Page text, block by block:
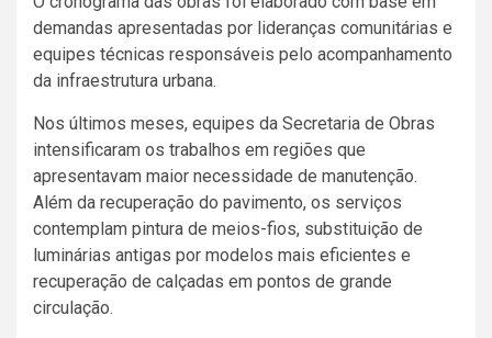
demandas apresentadas por lideranças comunitárias e
equipes técnicas responsáveis pelo acompanhamento
da infraestrutura urbana.
Nos últimos meses, equipes da Secretaria de Obras
intensificaram os trabalhos em regiões que
apresentavam maior necessidade de manutenção.
Além da recuperação do pavimento, os serviços
contemplam pintura de meios-fios, substituição de
luminárias antigas por modelos mais eficientes e
recuperação de calçadas em pontos de grande
circulação.